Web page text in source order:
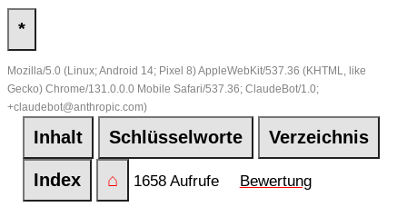
*
Mozilla/5.0 (Linux; Android 14; Pixel 8) AppleWebKit/537.36 (KHTML, like
Gecko) Chrome/131.0.0.0 Mobile Safari/537.36; ClaudeBot/1.0;
+claudebot@anthropic.com)
Inhalt Schlüsselworte Verzeichnis
Index ⌂ 1658 Aufrufe Bewertung